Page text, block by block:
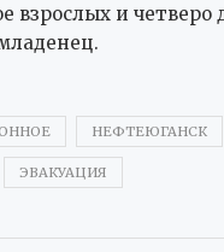
взрослых и четверо
НЕФТЕЮГАНСК
ЭВАКУАЦИЯ